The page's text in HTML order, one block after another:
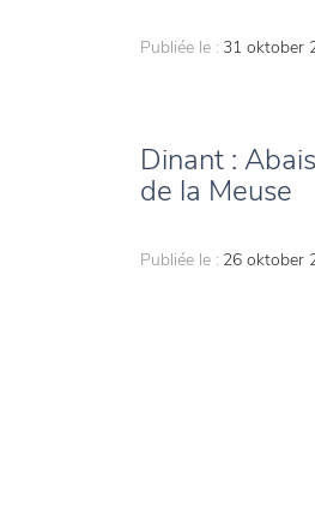
Publiée le : 31 oktober
Dinant :
de la Meuse
Publiée le : 26 oktober